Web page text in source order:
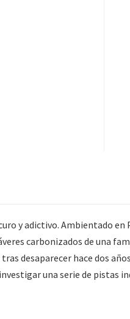
y adictivo. Ambientado en
carbonizados de una
desaparecer hace dos
una serie de pistas